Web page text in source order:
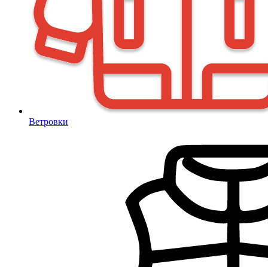
Ветровки